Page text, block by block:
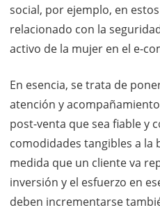
social, por ejemplo, en
relacionado con la
activo de la mujer en el e-
En esencia, se trata de
atención y
post-venta que sea fiable y
comodidades tangibles a la
medida que un cliente va
inversión y el esfuerzo en
deben incrementarse